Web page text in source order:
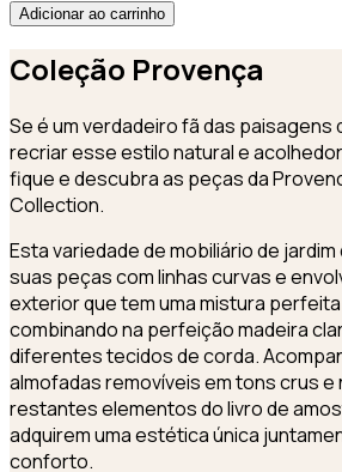
Adicionar ao carrinho
Coleção Provença
Se é um verdadeiro fã das paisagens
recriar esse estilo natural e
fique e descubra as peças da
Collection.
Esta variedade de mobiliário de
suas peças com linhas curvas e
exterior que tem uma mistura
combinando na perfeição madeira
diferentes tecidos de corda.
almofadas removíveis em tons crus
restantes elementos do livro de
adquirem uma estética única
conforto.